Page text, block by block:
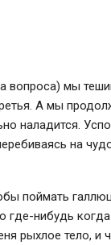
вопроса) мы
А мы
наладится.
на
поймать
где-нибудь
рыхлое тело, и